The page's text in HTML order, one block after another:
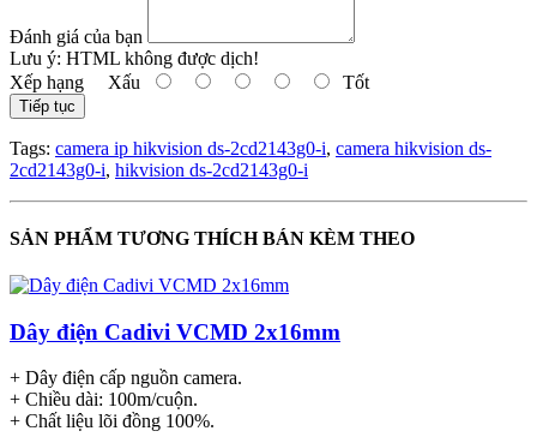
Đánh giá của bạn
Lưu ý: HTML không được dịch!
Xếp hạng Xấu Tốt
Tiếp tục
Tags: camera ip hikvision ds-2cd2143g0-i, camera hikvision ds-
2cd2143g0-i, hikvision ds-2cd2143g0-i
SẢN PHẨM TƯƠNG THÍCH BÁN KÈM THEO
Dây điện Cadivi VCMD 2x16mm
+ Dây điện cấp nguồn camera.
+ Chiều dài: 100m/cuộn.
+ Chất liệu lõi đồng 100%.